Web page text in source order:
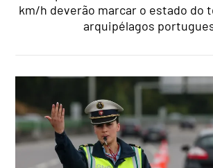
km/h deverão marcar o estado do
arquipélagos